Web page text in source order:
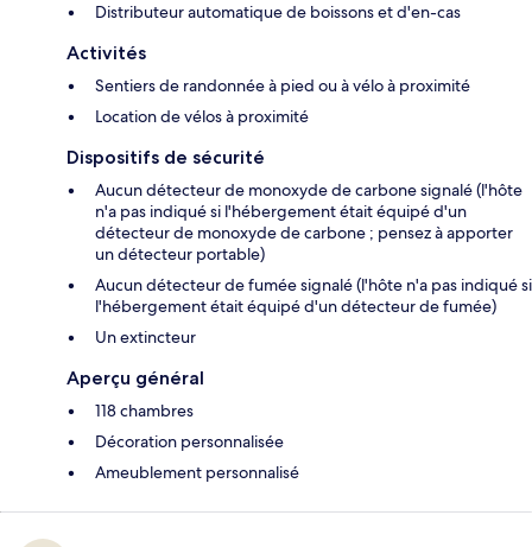
Distributeur automatique de boissons et d'en-cas
Activités
Sentiers de randonnée à pied ou à vélo à proximité
Location de vélos à proximité
Dispositifs de sécurité
Aucun détecteur de monoxyde de carbone signalé (l'hôte
n'a pas indiqué si l'hébergement était équipé d'un
détecteur de monoxyde de carbone ; pensez à apporter
un détecteur portable)
Aucun détecteur de fumée signalé (l'hôte n'a pas indiqué si
l'hébergement était équipé d'un détecteur de fumée)
Un extincteur
Aperçu général
118 chambres
Décoration personnalisée
Ameublement personnalisé